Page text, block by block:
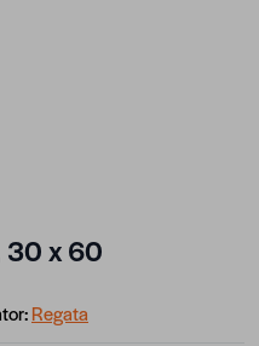
30 x 60
Regata